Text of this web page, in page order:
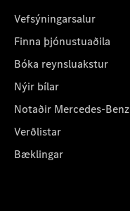
Vefsýningarsalur
Finna þjónustuaðila
Bóka reynsluakstur
Nýir bílar
Notaðir Mercedes-Benz
Verðlistar
Bæklingar